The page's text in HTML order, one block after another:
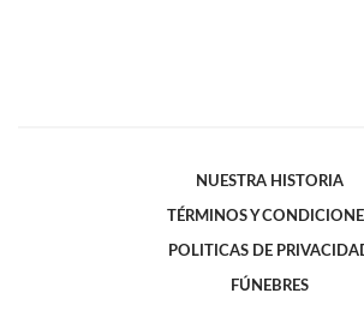
NUESTRA HISTORIA
TÉRMINOS Y
POLITICAS DE
FÚNEBRES